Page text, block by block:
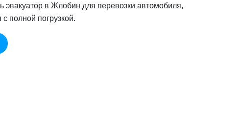
эвакуатор в Жлобин для перевозки автомобиля,
полной погрузкой.